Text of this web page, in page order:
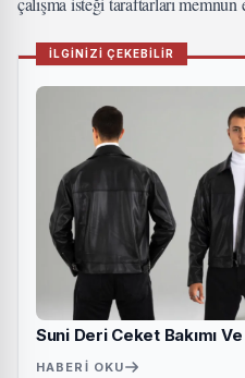
İLGİNİZİ ÇEKEBİLİR
Suni Deri Ceket Bakımı
HABERI OKU